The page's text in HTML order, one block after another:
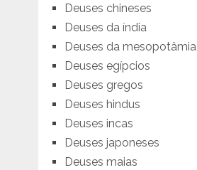
Deuses chineses
Deuses da índia
Deuses da mesopotâmia
Deuses egípcios
Deuses gregos
Deuses hindus
Deuses incas
Deuses japoneses
Deuses maias